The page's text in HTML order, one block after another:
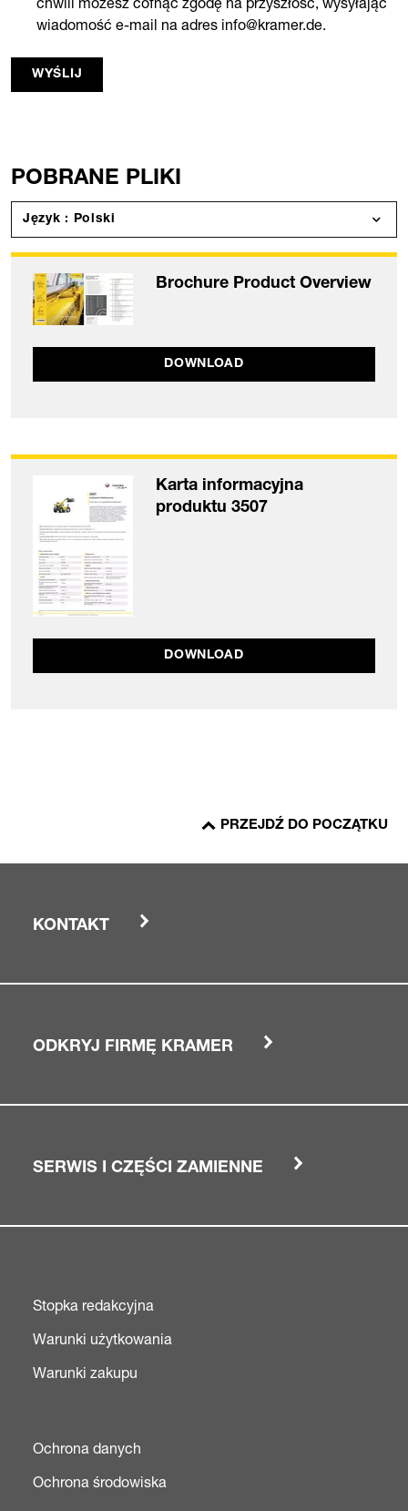
wiadomość e-mail na adres info@kramer.de.
WYŚLIJ
POBRANE PLIKI
Język : Polski
Brochure Product Overview
DOWNLOAD
Karta informacyjna
produktu 3507
DOWNLOAD
PRZEJDŹ DO POCZĄTKU
KONTAKT
ODKRYJ FIRMĘ KRAMER
SERWIS I CZĘŚCI ZAMIENNE
Stopka redakcyjna
Warunki użytkowania
Warunki zakupu
Ochrona danych
Ochrona środowiska